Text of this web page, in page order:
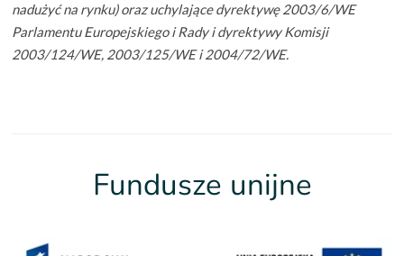
nadużyć na rynku) oraz uchylające dyrektywę 2003/6/WE
Parlamentu Europejskiego i Rady i dyrektywy Komisji
2003/124/WE, 2003/125/WE i 2004/72/WE.
Fundusze unijne